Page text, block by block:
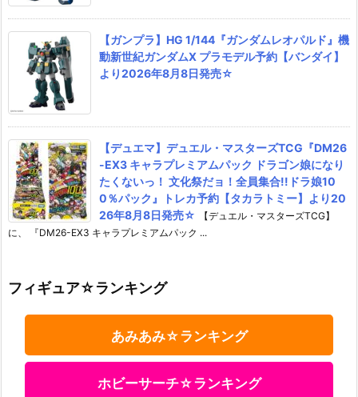
【ガンプラ】HG 1/144『ガンダムレオパルド』機
動新世紀ガンダムX プラモデル予約【バンダイ】
より2026年8月8日発売☆
【デュエマ】デュエル・マスターズTCG『DM26
-EX3 キャラプレミアムパック ドラゴン娘になり
たくないっ！ 文化祭だョ！全員集合!!ドラ娘10
0％パック』トレカ予約【タカラトミー】より20
26年8月8日発売☆
【デュエル・マスターズTCG】
に、 『DM26-EX3 キャラプレミアムパック ...
フィギュア☆ランキング
あみあみ☆ランキング
ホビーサーチ☆ランキング